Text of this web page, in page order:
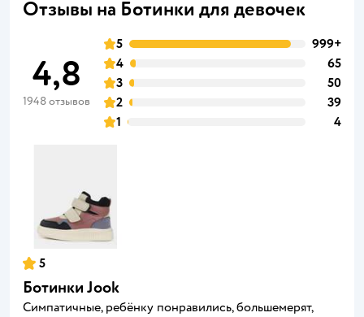
Отзывы на Ботинки для девочек
4,8
1948 отзывов
5
999+
4
65
3
50
2
39
1
4
5
Ботинки Jook
Симпатичные, ребёнку понравились, большемерят,